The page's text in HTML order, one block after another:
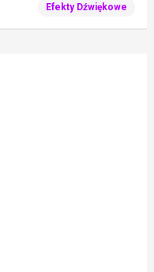
Efekty Dźwiękowe